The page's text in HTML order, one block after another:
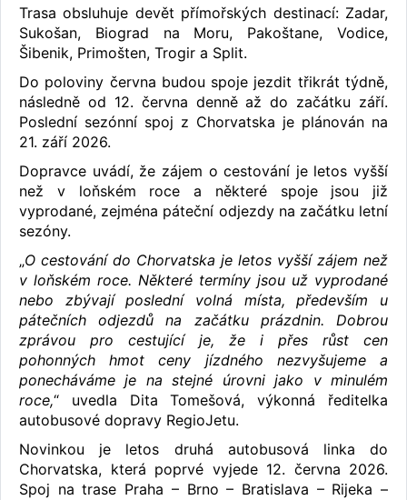
Trasa obsluhuje devět přímořských destinací: Zadar,
Sukošan, Biograd na Moru, Pakoštane, Vodice,
Šibenik, Primošten, Trogir a Split.
Do poloviny června budou spoje jezdit třikrát týdně,
následně od 12. června denně až do začátku září.
Poslední sezónní spoj z Chorvatska je plánován na
21. září 2026.
Dopravce uvádí, že zájem o cestování je letos vyšší
než v loňském roce a některé spoje jsou již
vyprodané, zejména páteční odjezdy na začátku letní
sezóny.
„O cestování do Chorvatska je letos vyšší zájem než
v loňském roce. Některé termíny jsou už vyprodané
nebo zbývají poslední volná místa, především u
pátečních odjezdů na začátku prázdnin. Dobrou
zprávou pro cestující je, že i přes růst cen
pohonných hmot ceny jízdného nezvyšujeme a
ponecháváme je na stejné úrovni jako v minulém
roce,“ uvedla Dita Tomešová, výkonná ředitelka
autobusové dopravy RegioJetu.
Novinkou je letos druhá autobusová linka do
Chorvatska, která poprvé vyjede 12. června 2026.
Spoj na trase Praha – Brno – Bratislava – Rijeka –